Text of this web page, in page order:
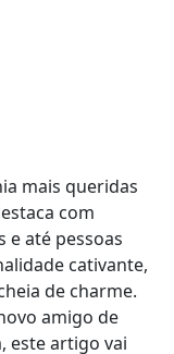
mais queridas
com
e até pessoas
cativante,
de charme.
amigo de
este artigo vai